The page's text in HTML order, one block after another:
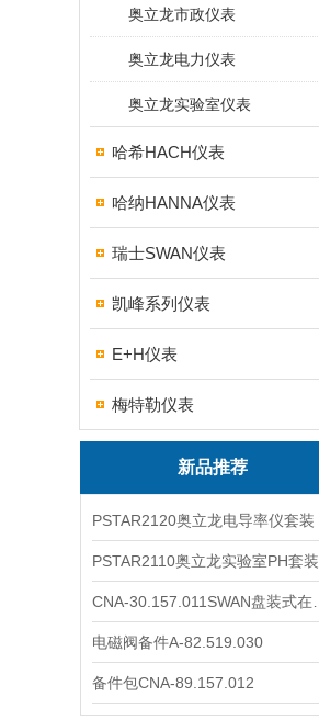
奥立龙市政仪表
奥立龙电力仪表
奥立龙实验室仪表
哈希HACH仪表
哈纳HANNA仪表
瑞士SWAN仪表
凯峰系列仪表
E+H仪表
梅特勒仪表
新品推荐
PSTAR2120奥立龙电导率仪套装
PSTAR2110奥立龙实验室PH套装
电磁阀备件A-82.519.030
备件包CNA-89.157.012